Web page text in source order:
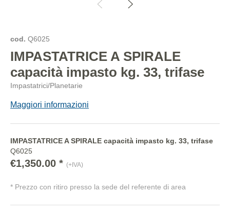
cod. Q6025
IMPASTATRICE A SPIRALE
capacità impasto kg. 33, trifase
Impastatrici/Planetarie
Maggiori informazioni
IMPASTATRICE A SPIRALE capacità impasto kg. 33, trifase
Q6025
€1,350.00 * (+IVA)
* Prezzo con ritiro presso la sede del referente di area